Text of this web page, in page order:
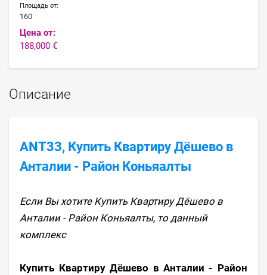
Площадь от:
160
Цена от:
188,000 €
Описание
ANT33, Купить Квартиру Дёшево в
Анталии - Район Коньяалты
Если Вы хотите Купить Квартиру Дёшево в
Анталии - Район Коньяалты, то данный
комплекс
Купить Квартиру Дёшево в Анталии - Район